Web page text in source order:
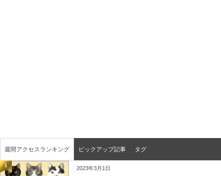
週間アクセスランキング ピックアップ記事 タグ
1 2023年3月1日